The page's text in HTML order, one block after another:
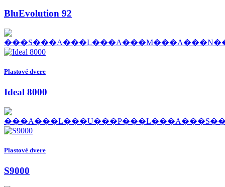
BluEvolution 92
Plastové dvere
Ideal 8000
Plastové dvere
S9000